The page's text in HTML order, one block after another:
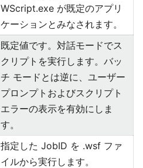
WScript.exe が既定のアプリ
ケーションとみなされます。
既定値です。対話モードでス
クリプトを実行します。バッ
チ モードとは逆に、ユーザー
プロンプトおよびスクリプト
エラーの表示を有効にしま
す。
指定した JobID を .wsf ファ
イルから実行します。